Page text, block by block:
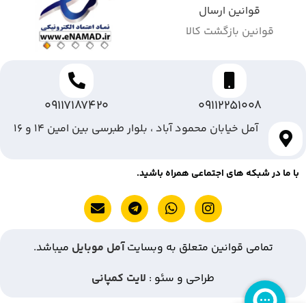
قوانین ارسال
قوانین بازگشت کالا
09112251008
09117187420
آمل خیابان محمود آباد ، بلوار طبرسی بین امین ۱۴ و ۱۶
با ما در شبکه های اجتماعی همراه باشید.
تمامی قوانین متعلق به وبسایتآمل موبایل میباشد.
طراحی و سئو : لایت کمپانی